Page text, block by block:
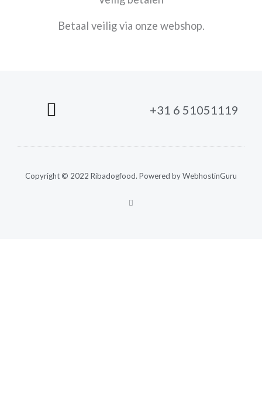
Betaal veilig via onze webshop.
+31 6 51051119
Copyright © 2022 Ribadogfood. Powered by WebhostinGuru
a